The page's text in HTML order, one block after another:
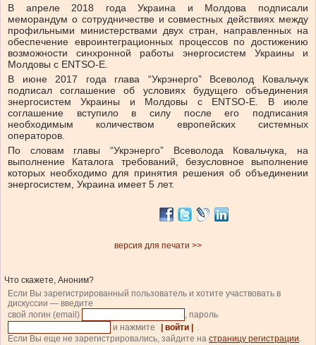
В апреле 2018 года Украина и Молдова подписали
меморандум о сотрудничестве и совместных действиях между
профильными министерствами двух стран, направленных на
обеспечение евроинтеграционных процессов по достижению
возможности синхронной работы энергосистем Украины и
Молдовы с ENTSO-E.
В июне 2017 года глава “Укрэнерго” Всеволод Ковальчук
подписал соглашение об условиях будущего объединения
энергосистем Украины и Молдовы с ENTSO-E. В июле
соглашение вступило в силу после его подписания
необходимым количеством европейских системных
операторов.
По словам главы “Укрэнерго” Всеволода Ковальчука, на
выполнение Каталога требований, безусловное выполнение
которых необходимо для принятия решения об объединении
энергосистем, Украина имеет 5 лет.
версия для печати >>
Что скажете, Аноним?
Если Вы зарегистрированный пользователь и хотите участвовать в
дискуссии — введите
свой логин (email)
, пароль
и нажмите
| войти |
.
Если Вы еще не зарегистрировались, зайдите на страницу регистрации.